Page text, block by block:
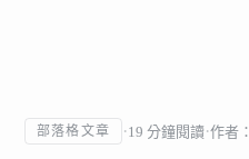
部落格文章 19 分鐘閱讀 作者：